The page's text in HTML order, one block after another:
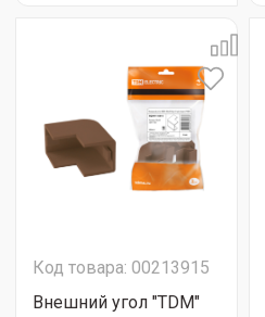
Код товара: 00213915
Внешний угол "TDM"